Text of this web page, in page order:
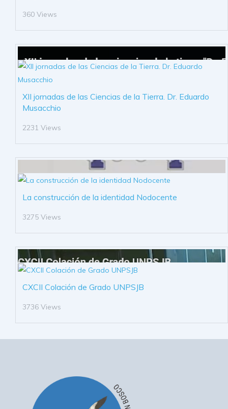
360 Views
XII jornadas de las Ciencias de la Tierra. Dr. Eduardo
Musacchio
2231 Views
La construcción de la identidad Nodocente
3275 Views
CXCII Colación de Grado UNPSJB
3736 Views